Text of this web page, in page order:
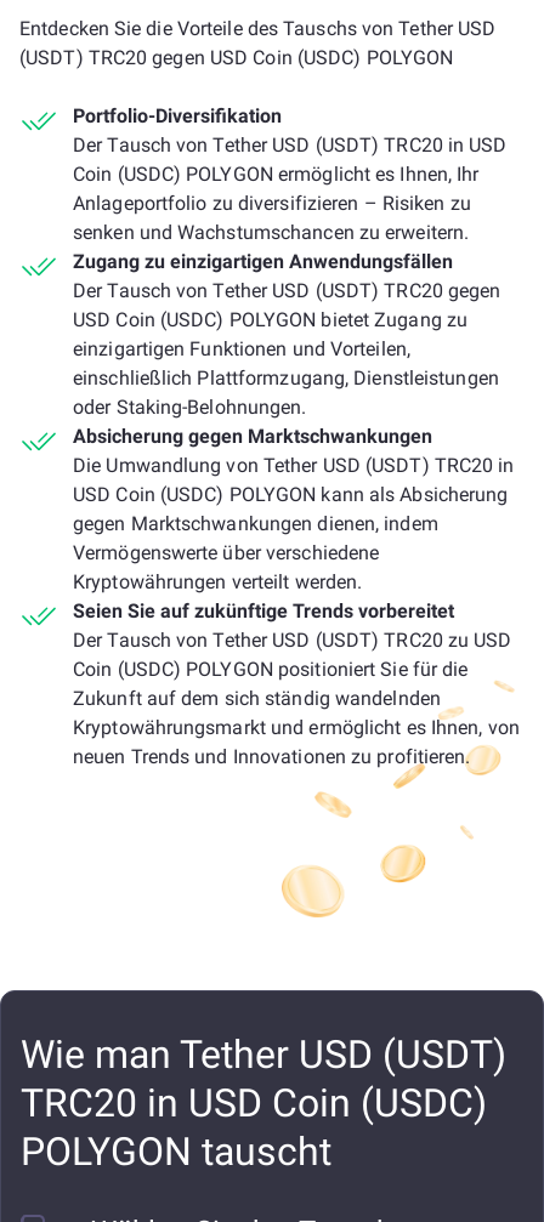
Entdecken Sie die Vorteile des Tauschs von Tether USD
(USDT) TRC20 gegen USD Coin (USDC) POLYGON
Portfolio-Diversifikation
Der Tausch von Tether USD (USDT) TRC20 in USD
Coin (USDC) POLYGON ermöglicht es Ihnen, Ihr
Anlageportfolio zu diversifizieren – Risiken zu
senken und Wachstumschancen zu erweitern.
Zugang zu einzigartigen Anwendungsfällen
Der Tausch von Tether USD (USDT) TRC20 gegen
USD Coin (USDC) POLYGON bietet Zugang zu
einzigartigen Funktionen und Vorteilen,
einschließlich Plattformzugang, Dienstleistungen
oder Staking-Belohnungen.
Absicherung gegen Marktschwankungen
Die Umwandlung von Tether USD (USDT) TRC20 in
USD Coin (USDC) POLYGON kann als Absicherung
gegen Marktschwankungen dienen, indem
Vermögenswerte über verschiedene
Kryptowährungen verteilt werden.
Seien Sie auf zukünftige Trends vorbereitet
Der Tausch von Tether USD (USDT) TRC20 zu USD
Coin (USDC) POLYGON positioniert Sie für die
Zukunft auf dem sich ständig wandelnden
Kryptowährungsmarkt und ermöglicht es Ihnen, von
neuen Trends und Innovationen zu profitieren.
Wie man Tether USD (USDT)
TRC20 in USD Coin (USDC)
POLYGON tauscht